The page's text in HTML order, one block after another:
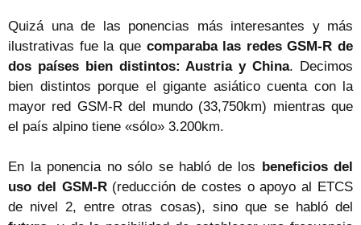
Quizá una de las ponencias más interesantes y más
ilustrativas fue la que comparaba las redes GSM-R de
dos países bien distintos: Austria y China. Decimos
bien distintos porque el gigante asiático cuenta con la
mayor red GSM-R del mundo (33,750km) mientras que
el país alpino tiene «sólo» 3.200km.
En la ponencia no sólo se habló de los beneficios del
uso del GSM-R(reducción de costes o apoyo al ETCS
de nivel 2, entre otras cosas), sino que se habló del